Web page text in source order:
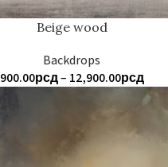
Beige wood
Backdrops
900.00рсд– 12,900.00рсд
цена: